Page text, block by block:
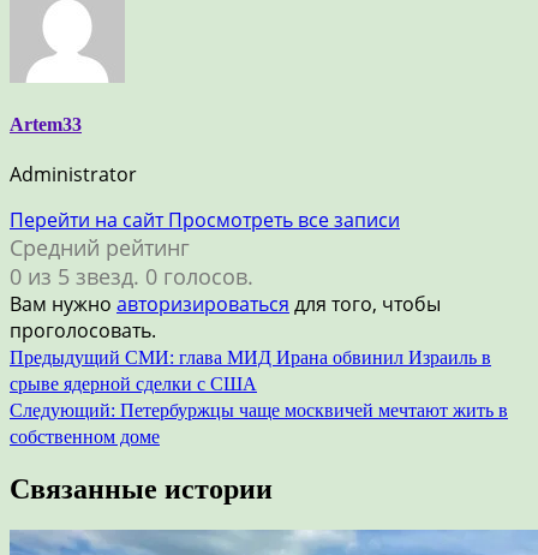
Artem33
Administrator
Перейти на сайтПросмотреть все записи
Средний рейтинг
0 из 5 звезд. 0 голосов.
Вам нужно авторизироваться для того, чтобы
проголосовать.
Навигация
по
записям
Предыдущий СМИ: глава МИД Ирана обвинил Израиль в
срыве ядерной сделки с США
Следующий: Петербуржцы чаще москвичей мечтают жить в
собственном доме
Связанные истории